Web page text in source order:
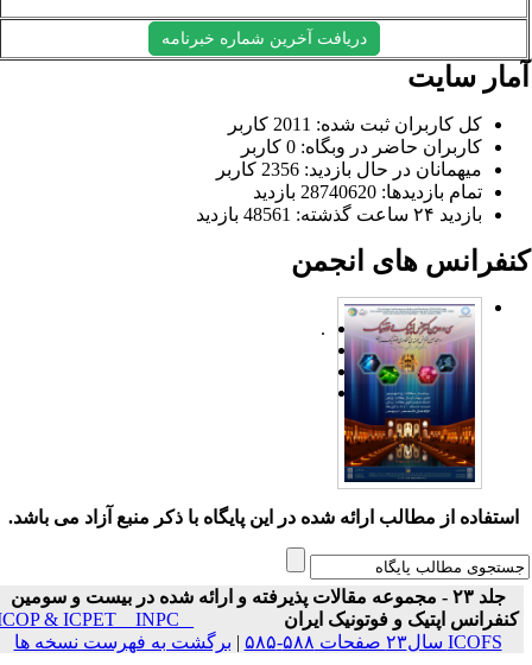
دریافت آخرین شماره خبرنامه
سایت
کل کاربران ثبت شده: 2011 کاربر
کاربران حاضر در وبگاه: 0 کاربر
میهمانان در حال بازدید: 2356 کاربر
تمام بازدید‌ها: 28740620 بازدید
بازدید ۲۴ ساعت گذشته: 48561 بازدید
های انجمن
.
استفاده از مطالب ارائه شده در این پایگاه با ذکر منبع آزاد می باشد.
جلد ۲۳ - مجموعه مقالات پذیرفته و ارائه شده در بیست و سومین
کنفرانس اپتیک و فوتونیک ایران
ICOP & ICPET _ INPC _
ICOFS سال۲۳ صفحات ۵۸۸-۵۸۵
|برگشت به فهرست نسخه ها